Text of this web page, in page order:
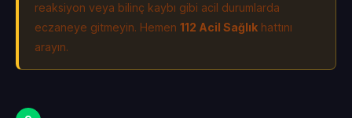
reaksiyon veya bilinç kaybı gibi acil durumlarda
eczaneye gitmeyin. Hemen 112 Acil Sağlık hattını
arayın.